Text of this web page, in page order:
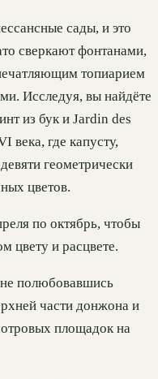
сады, и это
сверкают фонтанами,
топиарием
Исследуя, вы найдёте
из бук и Jardin des
века, где капусту,
геометрически
цветов.
по октябрь, чтобы
цвету и расцвете.
полюбовавшись
части донжона и
площадок на